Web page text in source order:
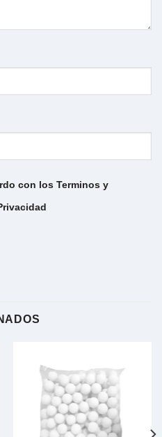
con los Terminos y